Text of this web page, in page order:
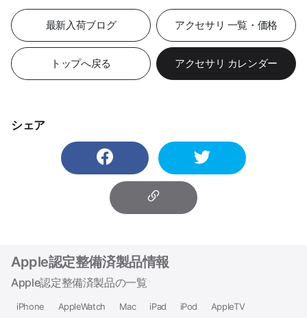
最新入荷ブログ アクセサリ 一覧・価格
トップへ戻る アクセサリ カレンダー
シェア
Apple認定整備済製品情報
Apple認定整備済製品の一覧
iPhone AppleWatch Mac iPad iPod AppleTV